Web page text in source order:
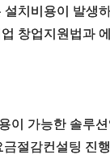
치비용이 발생
창업지원법과
이 가능한 솔루
금절감컨설팅 진